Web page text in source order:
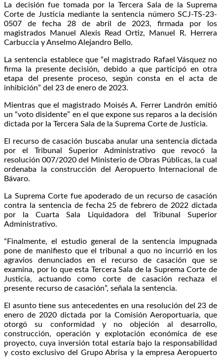
La decisión fue tomada por la Tercera Sala de la Suprema
Corte de Justicia mediante la sentencia número SCJ-TS-23-
0507 de fecha 28 de abril de 2023, firmada por los
magistrados Manuel Alexis Read Ortiz, Manuel R. Herrera
Carbuccia y Anselmo Alejandro Bello.
La sentencia establece que “el magistrado Rafael Vásquez no
firma la presente decisión, debido a que participó en otra
etapa del presente proceso, según consta en el acta de
inhibición” del 23 de enero de 2023.
Mientras que el magistrado Moisés A. Ferrer Landrón emitió
un “voto disidente” en el que expone sus reparos a la decisión
dictada por la Tercera Sala de la Suprema Corte de Justicia.
El recurso de casación buscaba anular una sentencia dictada
por el Tribunal Superior Administrativo que revocó la
resolución 007/2020 del Ministerio de Obras Públicas, la cual
ordenaba la construcción del Aeropuerto Internacional de
Bávaro.
La Suprema Corte fue apoderado de un recurso de casación
contra la sentencia de fecha 25 de febrero de 2022 dictada
por la Cuarta Sala Liquidadora del Tribunal Superior
Administrativo.
“Finalmente, el estudio general de la sentencia impugnada
pone de manifiesto que el tribunal a quo no incurrió en los
agravios denunciados en el recurso de casación que se
examina, por lo que esta Tercera Sala de la Suprema Corte de
Justicia, actuando como corte de casación rechaza el
presente recurso de casación”, señala la sentencia.
El asunto tiene sus antecedentes en una resolución del 23 de
enero de 2020 dictada por la Comisión Aeroportuaria, que
otorgó su conformidad y no objeción al desarrollo,
construcción, operación y explotación económica de ese
proyecto, cuya inversión total estaría bajo la responsabilidad
y costo exclusivo del Grupo Abrisa y la empresa Aeropuerto